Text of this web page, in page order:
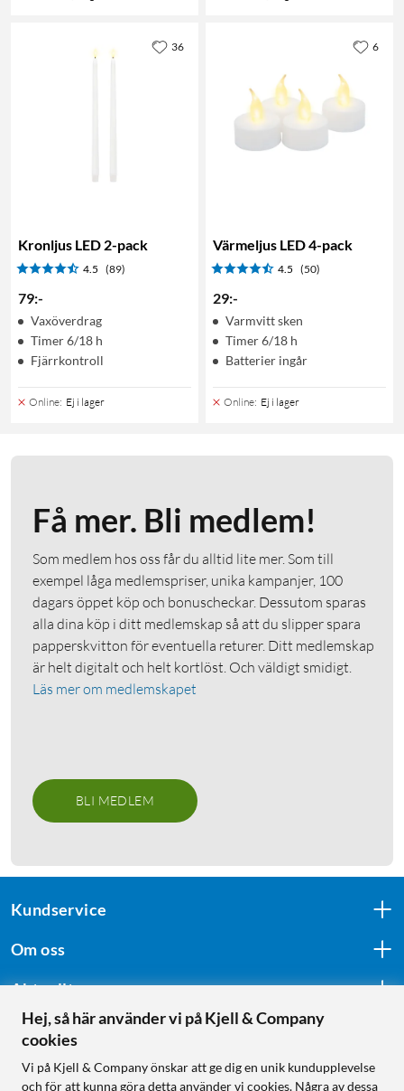
Kronljus LED 2-pack
4.5 (89)
79:-
Vaxöverdrag
Timer 6/18 h
Fjärrkontroll
Online: Ej i lager
36
Värmeljus LED 4-pack
4.5 (50)
29:-
Varmvitt sken
Timer 6/18 h
Batterier ingår
Online: Ej i lager
6
Få mer. Bli medlem!
Som medlem hos oss får du alltid lite mer. Som till
exempel låga medlemspriser, unika kampanjer, 100
dagars öppet köp och bonuscheckar. Dessutom sparas
alla dina köp i ditt medlemskap så att du slipper spara
papperskvitton för eventuella returer. Ditt medlemskap
är helt digitalt och helt kortlöst. Och väldigt smidigt.
Läs mer om medlemskapet
BLI MEDLEM
Kundservice
Om oss
Aktuellt
Följ oss
Hej, så här använder vi på Kjell & Company
cookies
Vi på Kjell & Company önskar att ge dig en unik kundupplevelse
och för att kunna göra detta använder vi cookies. Några av dessa